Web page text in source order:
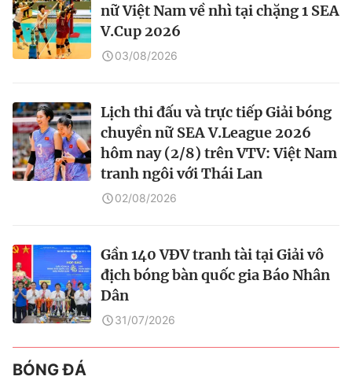
nữ Việt Nam về nhì tại chặng 1 SEA
V.Cup 2026
03/08/2026
Lịch thi đấu và trực tiếp Giải bóng
chuyền nữ SEA V.League 2026
hôm nay (2/8) trên VTV: Việt Nam
tranh ngôi với Thái Lan
02/08/2026
Gần 140 VĐV tranh tài tại Giải vô
địch bóng bàn quốc gia Báo Nhân
Dân
31/07/2026
BÓNG ĐÁ